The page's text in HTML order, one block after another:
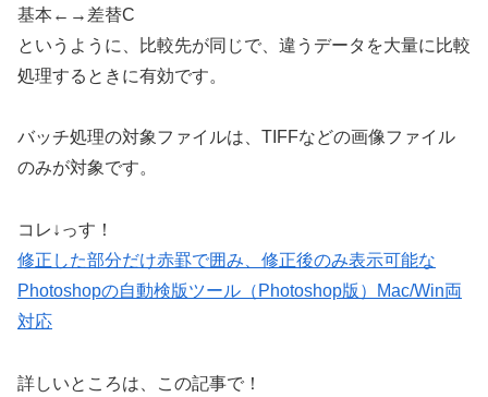
基本←→差替C
というように、比較先が同じで、違うデータを大量に比較
処理するときに有効です。
バッチ処理の対象ファイルは、TIFFなどの画像ファイル
のみが対象です。
コレ↓っす！
修正した部分だけ赤罫で囲み、修正後のみ表示可能な
Photoshopの自動検版ツール（Photoshop版）Mac/Win両
対応
詳しいところは、この記事で！